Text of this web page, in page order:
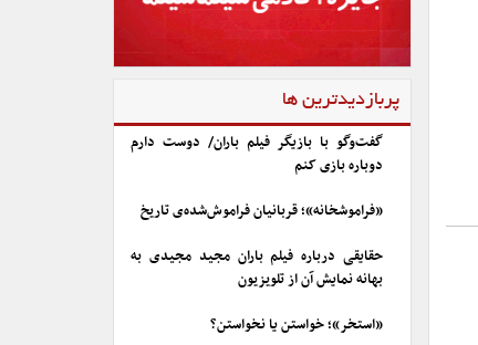
پربازدیدترین ها
گفت‌وگو با بازیگر فیلم باران/ دوست دارم
دوباره بازی کنم
«فراموشخانه»؛ قربانیان فراموش‌شده‌ی تاریخ
حقایقی درباره فیلم باران مجید مجیدی به
بهانه نمایش آن از تلویزیون
«استخر»؛ خواستن یا نخواستن؟